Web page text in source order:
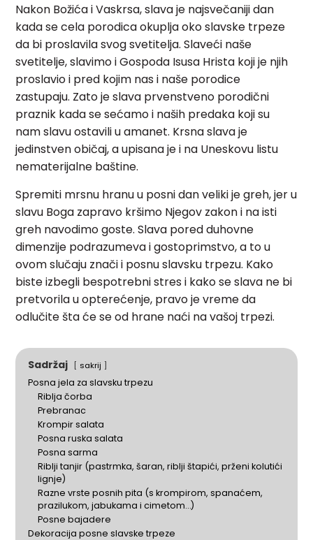
Nakon Božića i Vaskrsa, slava je najsvečaniji dan
kada se cela porodica okuplja oko slavske trpeze
da bi proslavila svog svetitelja. Slaveći naše
svetitelje, slavimo i Gospoda Isusa Hrista koji je njih
proslavio i pred kojim nas i naše porodice
zastupaju. Zato je slava prvenstveno porodični
praznik kada se sećamo i naših predaka koji su
nam slavu ostavili u amanet. Krsna slava je
jedinstven običaj, a upisana je i na Uneskovu listu
nematerijalne baštine.
Spremiti mrsnu hranu u posni dan veliki je greh, jer u
slavu Boga zapravo kršimo Njegov zakon i na isti
greh navodimo goste. Slava pored duhovne
dimenzije podrazumeva i gostoprimstvo, a to u
ovom slučaju znači i posnu slavsku trpezu. Kako
biste izbegli bespotrebni stres i kako se slava ne bi
pretvorila u opterećenje, pravo je vreme da
odlučite šta će se od hrane naći na vašoj trpezi.
Sadržaj sakrij
Posna jela za slavsku trpezu
Riblja čorba
Prebranac
Krompir salata
Posna ruska salata
Posna sarma
Riblji tanjir (pastrmka, šaran, riblji štapići, prženi kolutići
lignje)
Razne vrste posnih pita (s krompirom, spanaćem,
prazilukom, jabukama i cimetom…)
Posne bajadere
Dekoracija posne slavske trpeze